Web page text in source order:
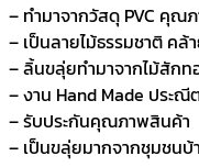
– ทำมาจากวัสดุ PVC คุณ
– เป็นลายไม้ธรรมชาติ คล้
– ลิ้นขลุ่ยทำมาจากไม้สัก
– งาน Hand Made ประ
– รับประกันคุณภาพสินค้า
– เป็นขลุ่ยมากจากชุมชน